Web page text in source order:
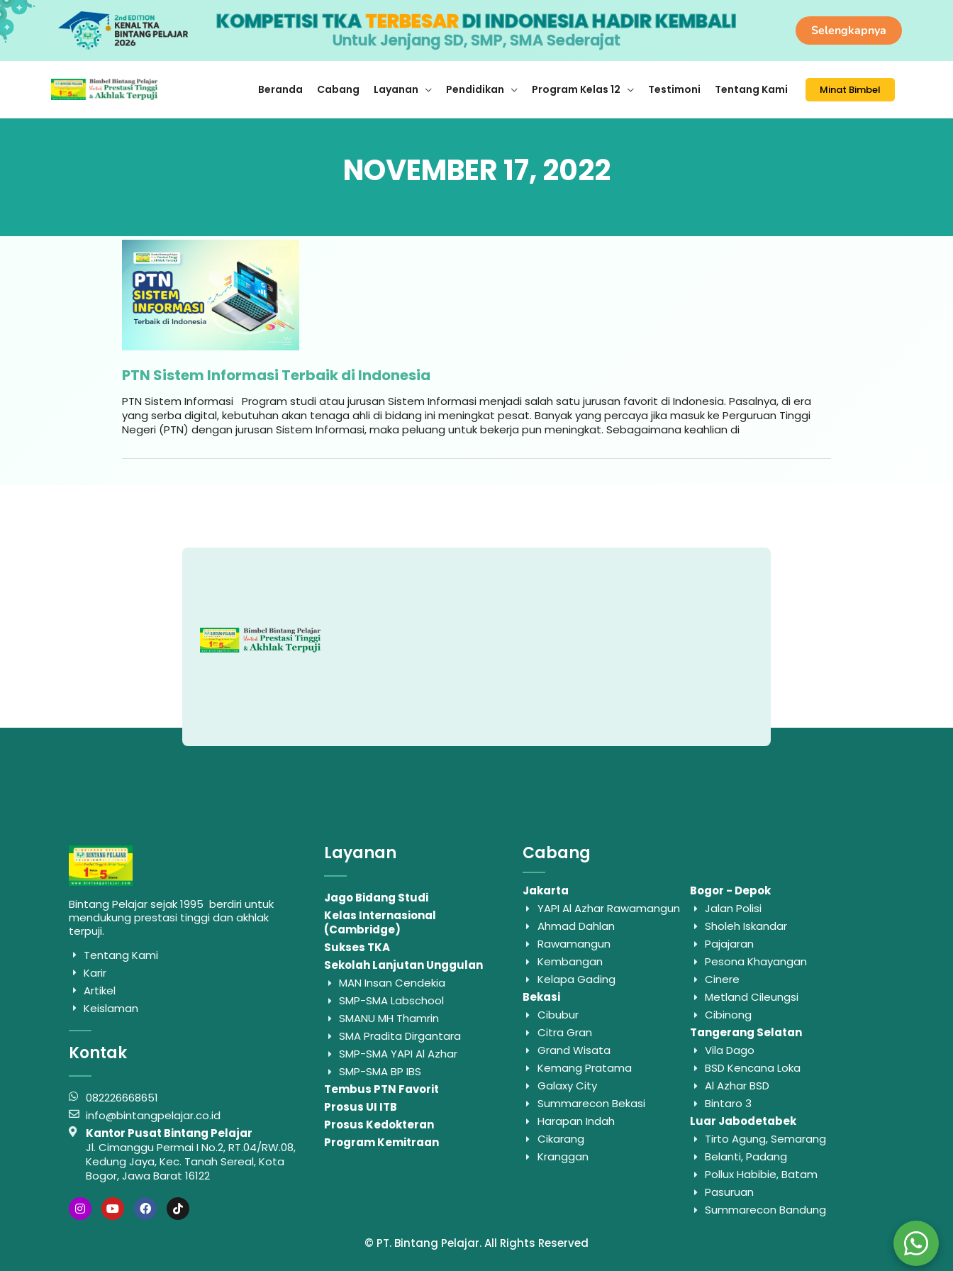
KOMPETISITKATERBESARDI INDONESIA HADIR KEMBALI
Untuk Jenjang SD, SMP, SMA Sederajat Selengkapnya
Beranda Cabang Layanan Pendidikan Program Kelas 12 Testimoni Tentang Kami Minat Bimbel
NOVEMBER 17, 2022
PTN Sistem Informasi Terbaik di Indonesia
PTN Sistem Informasi Program studi atau jurusan Sistem Informasi menjadi salah satu jurusan favorit di Indonesia. Pasalnya, di era
yang serba digital, kebutuhan akan tenaga ahli di bidang ini meningkat pesat. Banyak yang percaya jika masuk ke Perguruan Tinggi
Negeri (PTN) dengan jurusan Sistem Informasi, maka peluang untuk bekerja pun meningkat. Sebagaimana keahlian di
Bintang Pelajar sejak 1995 berdiri untuk
mendukung prestasi tinggi dan akhlak
terpuji.
Tentang Kami
Karir
Artikel
Keislaman
Kontak
082226668651
info@bintangpelajar.co.id
Kantor Pusat Bintang Pelajar
Jl. Cimanggu Permai I No.2, RT.04/RW.08,
Kedung Jaya, Kec. Tanah Sereal, Kota
Bogor, Jawa Barat 16122
Layanan
Jago Bidang Studi
Kelas Internasional
(Cambridge)
Sukses TKA
Sekolah Lanjutan Unggulan
MAN Insan Cendekia
SMP-SMA Labschool
SMANU MH Thamrin
SMA Pradita Dirgantara
SMP-SMA YAPI Al Azhar
SMP-SMA BP IBS
Tembus PTN Favorit
Prosus UI ITB
Prosus Kedokteran
Program Kemitraan
Cabang
Jakarta
YAPI Al Azhar Rawamangun
Ahmad Dahlan
Rawamangun
Kembangan
Kelapa Gading
Bekasi
Cibubur
Citra Gran
Grand Wisata
Kemang Pratama
Galaxy City
Summarecon Bekasi
Harapan Indah
Cikarang
Kranggan
Bogor - Depok
Jalan Polisi
Sholeh Iskandar
Pajajaran
Pesona Khayangan
Cinere
Metland Cileungsi
Cibinong
Tangerang Selatan
Vila Dago
BSD Kencana Loka
Al Azhar BSD
Bintaro 3
Luar Jabodetabek
Tirto Agung, Semarang
Belanti, Padang
Pollux Habibie, Batam
Pasuruan
Summarecon Bandung
© PT. Bintang Pelajar. All Rights Reserved